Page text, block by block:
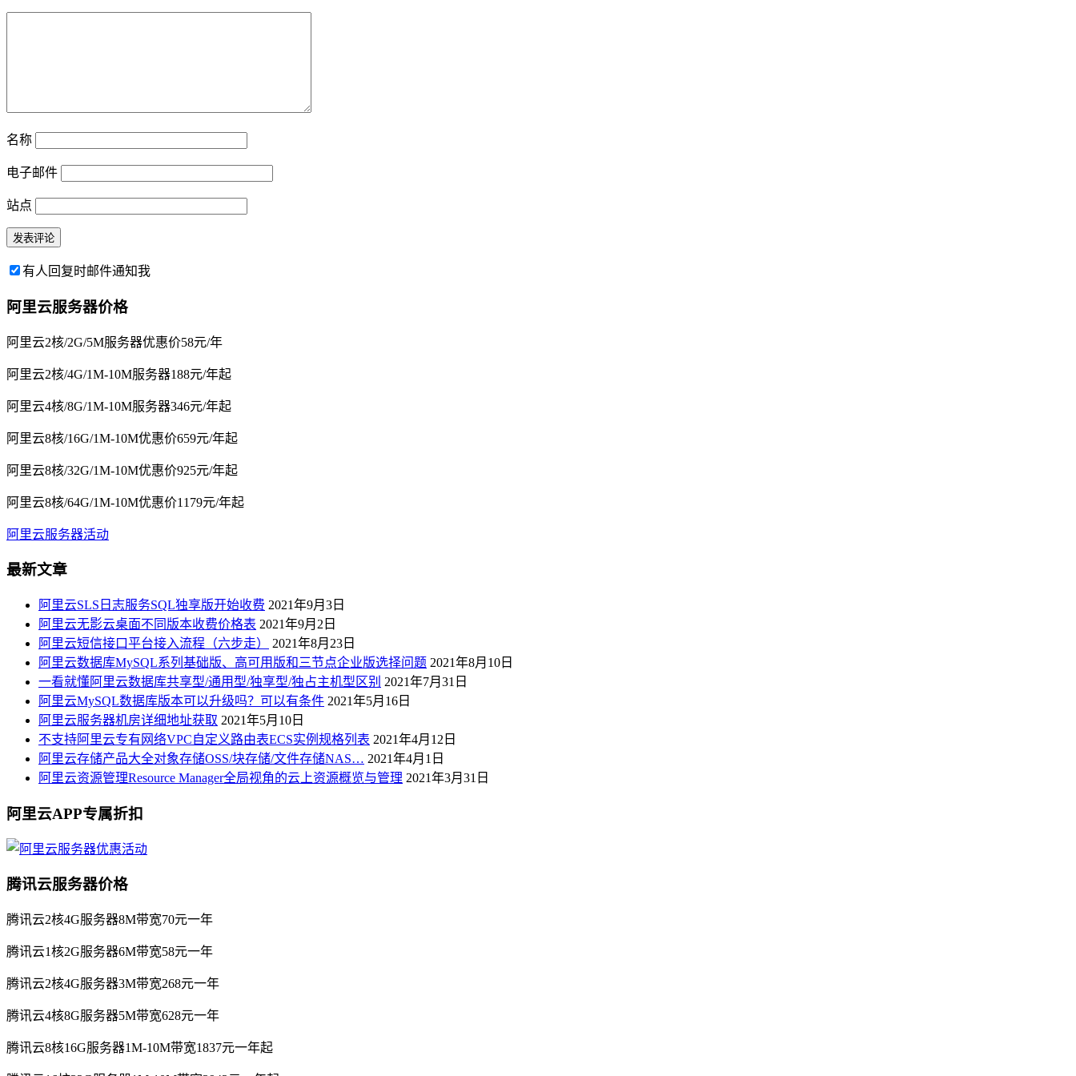
名称
电子邮件
站点
有人回复时邮件通知我
阿里云服务器价格
阿里云2核/2G/5M服务器优惠价58元/年
阿里云2核/4G/1M-10M服务器188元/年起
阿里云4核/8G/1M-10M服务器346元/年起
阿里云8核/16G/1M-10M优惠价659元/年起
阿里云8核/32G/1M-10M优惠价925元/年起
阿里云8核/64G/1M-10M优惠价1179元/年起
阿里云服务器活动
最新文章
阿里云SLS日志服务SQL独享版开始收费 2021年9月3日
阿里云无影云桌面不同版本收费价格表 2021年9月2日
阿里云短信接口平台接入流程（六步走）
2021年8月23日
阿里云数据库MySQL系列基础版、高可用版和三节点企业版选择问题 2021年8月10日
一看就懂阿里云数据库共享型/通用型/独享型/独占主机型区别 2021年7月31日
阿里云MySQL数据库版本可以升级吗？可以有条件 2021年5月16日
阿里云服务器机房详细地址获取 2021年5月10日
不支持阿里云专有网络VPC自定义路由表ECS实例规格列表 2021年4月12日
阿里云存储产品大全对象存储OSS/块存储/文件存储NAS… 2021年4月1日
阿里云资源管理Resource Manager全局视角的云上资源概览与管理 2021年3月31日
阿里云APP专属折扣
腾讯云服务器价格
腾讯云2核4G服务器8M带宽70元一年
腾讯云1核2G服务器6M带宽58元一年
腾讯云2核4G服务器3M带宽268元一年
腾讯云4核8G服务器5M带宽628元一年
腾讯云8核16G服务器1M-10M带宽1837元一年起